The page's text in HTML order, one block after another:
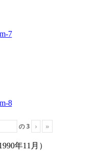
の3 › »
年11月）